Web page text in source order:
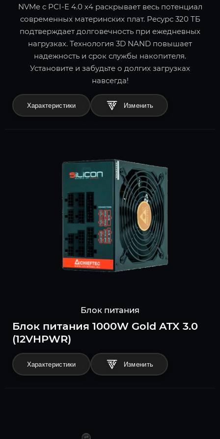
NVMe с PCI-E 4.0 x4 раскрывает весь потенциал
современных материнских плат. Ресурс 320 ТБ
подтверждает долговечность при ежедневных
нагрузках. Технология 3D NAND повышает
надежность и срок службы накопителя.
Установите и забудьте о долгих загрузках
навсегда!
Характеристики
Блок питания
Блок питания 1000W Gold ATX 3.0
(12VHPWR)
Характеристики